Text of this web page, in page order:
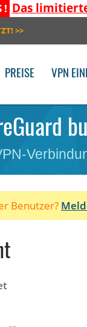
! Das
>>
PREISE VPN
Benutzer?